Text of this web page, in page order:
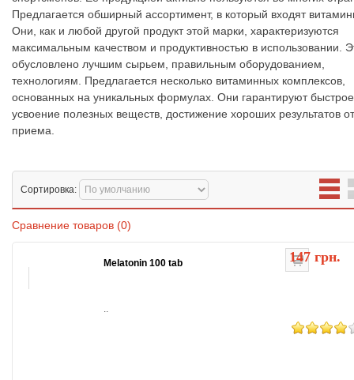
Предлагается обширный ассортимент, в который входят
Они, как и любой другой продукт этой марки, характеризуются
максимальным качеством и продуктивностью в использовании.
обусловлено лучшим сырьем, правильным оборудованием,
технологиям. Предлагается несколько витаминных комплексов,
основанных на уникальных формулах. Они гарантируют быстрое
усвоение полезных веществ, достижение хороших результатов от
приема.
Сортировка:
Сравнение товаров (0)
147 грн.
Melatonin 100 tab
..